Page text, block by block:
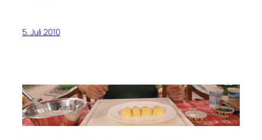
5. Juli 2010